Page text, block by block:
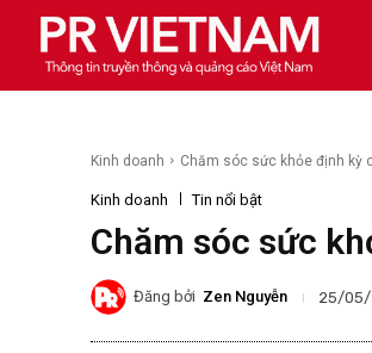
Kinh doanh Chăm sóc sức khỏe định kỳ
Kinh doanh Tin nổi bật
Chăm sóc sức
Đăng bởi Zen Nguyễn 25/